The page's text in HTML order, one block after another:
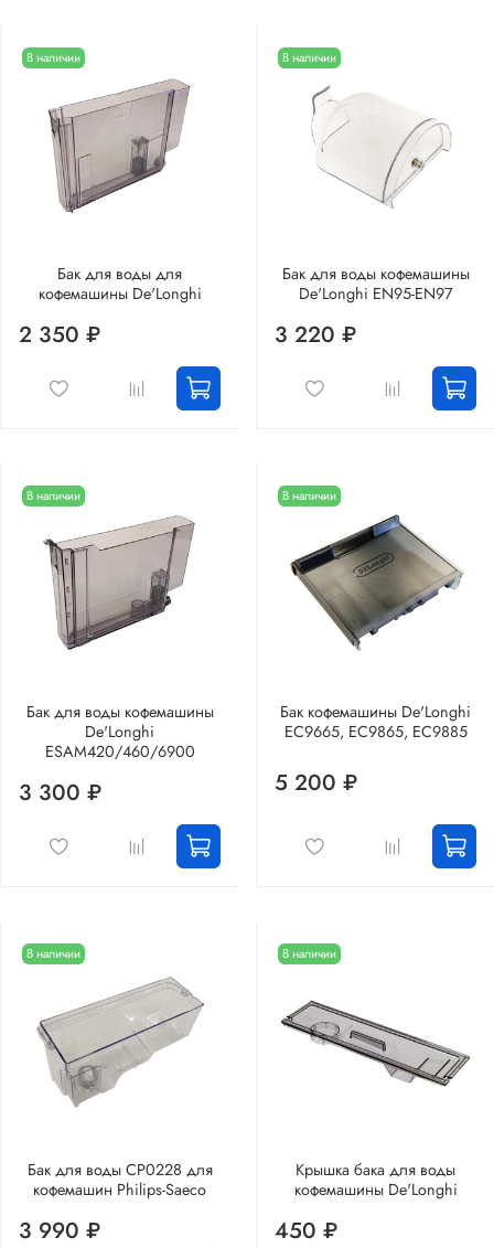
В наличии
Бак для воды для
кофемашины De'Longhi
2 350 ₽
В наличии
Бак для воды кофемашины
De'Longhi EN95-EN97
3 220 ₽
В наличии
Бак для воды кофемашины
De'Longhi
ESAM420/460/6900
3 300 ₽
В наличии
Бак кофемашины De'Longhi
EC9665, EC9865, EC9885
5 200 ₽
В наличии
Бак для воды CP0228 для
кофемашин Philips-Saeco
3 990 ₽
В наличии
Крышка бака для воды
кофемашины De'Longhi
450 ₽